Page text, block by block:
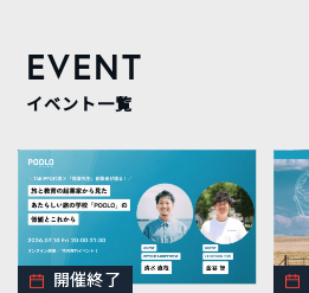
EVENT
イベント一覧
開催終了